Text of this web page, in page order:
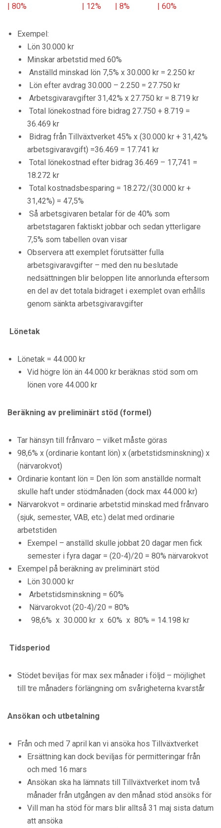
| 80% | 12% | 8% | 60%
Exempel:
Lön 30.000 kr
Minskar arbetstid med 60%
Anställd minskad lön 7,5% x 30.000 kr = 2.250 kr
Lön efter avdrag 30.000 – 2.250 = 27.750 kr
Arbetsgivaravgifter 31,42% x 27.750 kr = 8.719 kr
Total lönekostnad före bidrag 27.750 + 8.719 =
36.469 kr
Bidrag från Tillväxtverket 45% x (30.000 kr + 31,42%
arbetsgivaravgift) =36.469 = 17.741 kr
Total lönekostnad efter bidrag 36.469 – 17,741 =
18.272 kr
Total kostnadsbesparing = 18.272/(30.000 kr +
31,42%) = 47,5%
Så arbetsgivaren betalar för de 40% som
arbetstagaren faktiskt jobbar och sedan ytterligare
7,5% som tabellen ovan visar
Observera att exemplet förutsätter fulla
arbetsgivaravgifter – med den nu beslutade
nedsättningen blir beloppen lite annorlunda eftersom
en del av det totala bidraget i exemplet ovan erhålls
genom sänkta arbetsgivaravgifter
Lönetak
Lönetak = 44.000 kr
Vid högre lön än 44.000 kr beräknas stöd som om
lönen vore 44.000 kr
Beräkning av preliminärt stöd (formel)
Tar hänsyn till frånvaro – vilket måste göras
98,6% x (ordinarie kontant lön) x (arbetstidsminskning) x
(närvarokvot)
Ordinarie kontant lön = Den lön som anställde normalt
skulle haft under stödmånaden (dock max 44.000 kr)
Närvarokvot = ordinarie arbetstid minskad med frånvaro
(sjuk, semester, VAB, etc.) delat med ordinarie
arbetstiden
Exempel – anställd skulle jobbat 20 dagar men fick
semester i fyra dagar = (20-4)/20 = 80% närvarokvot
Exempel på beräkning av preliminärt stöd
Lön 30.000 kr
Arbetstidsminskning = 60%
Närvarokvot (20-4)/20 = 80%
98,6% x 30.000 kr x 60% x 80% = 14.198 kr
Tidsperiod
Stödet beviljas för max sex månader i följd – möjlighet
till tre månaders förlängning om svårigheterna kvarstår
Ansökan och utbetalning
Från och med 7 april kan vi ansöka hos Tillväxtverket
Ersättning kan dock beviljas för permitteringar från
och med 16 mars
Ansökan ska ha lämnats till Tillväxtverket inom två
månader från utgången av den månad stöd ansöks för
Vill man ha stöd för mars blir alltså 31 maj sista datum
att ansöka